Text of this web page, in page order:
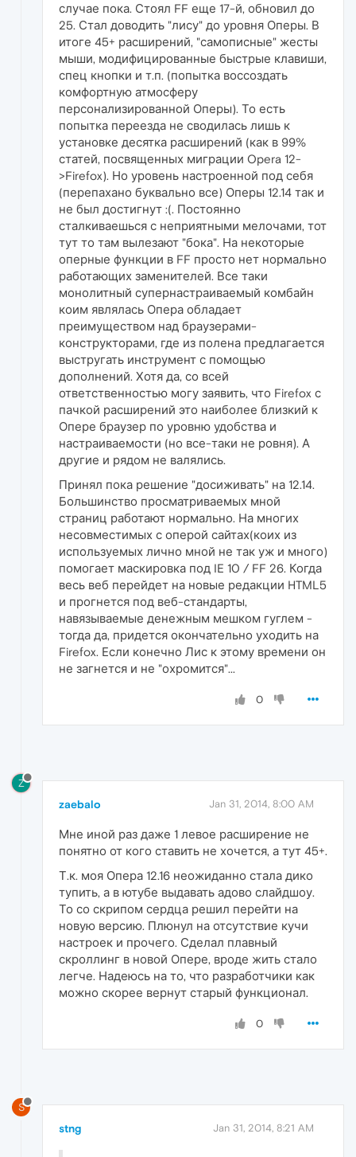
случае пока. Стоял FF еще 17-й, обновил до
25. Стал доводить "лису" до уровня Оперы. В
итоге 45+ расширений, "самописные" жесты
мыши, модифицированные быстрые клавиши,
спец кнопки и т.п. (попытка воссоздать
комфортную атмосферу
персонализированной Оперы). То есть
попытка переезда не сводилась лишь к
установке десятка расширений (как в 99%
статей, посвященных миграции Opera 12-
>Firefox). Но уровень настроенной под себя
(перепахано буквально все) Оперы 12.14 так и
не был достигнут :(. Постоянно
сталкиваешься с неприятными мелочами, тот
тут то там вылезают "бока". На некоторые
оперные функции в FF просто нет нормально
работающих заменителей. Все таки
монолитный супернастраиваемый комбайн
коим являлась Опера обладает
преимуществом над браузерами-
конструкторами, где из полена предлагается
выстругать инструмент с помощью
дополнений. Хотя да, со всей
ответственностью могу заявить, что Firefox с
пачкой расширений это наиболее близкий к
Опере браузер по уровню удобства и
настраиваемости (но все-таки не ровня). А
другие и рядом не валялись.
Принял пока решение "досиживать" на 12.14.
Большинство просматриваемых мной
страниц работают нормально. На многих
несовместимых с оперой сайтах(коих из
используемых лично мной не так уж и много)
помогает маскировка под IE 10 / FF 26. Когда
весь веб перейдет на новые редакции HTML5
и прогнется под веб-стандарты,
навязываемые денежным мешком гуглем -
тогда да, придется окончательно уходить на
Firefox. Если конечно Лис к этому времени он
не загнется и не "охромится"...
0
Z
zaebalo Jan 31, 2014, 8:00 AM
Мне иной раз даже 1 левое расширение не
понятно от кого ставить не хочется, а тут 45+.
Т.к. моя Опера 12.16 неожиданно стала дико
тупить, а в ютубе выдавать адово слайдшоу.
То со скрипом сердца решил перейти на
новую версию. Плюнул на отсутствие кучи
настроек и прочего. Сделал плавный
скроллинг в новой Опере, вроде жить стало
легче. Надеюсь на то, что разработчики как
можно скорее вернут старый функционал.
0
S
stng Jan 31, 2014, 8:21 AM